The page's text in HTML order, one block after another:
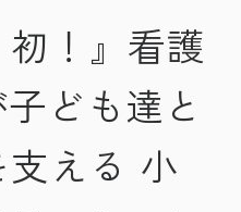
！』看護
ども達と
える 小